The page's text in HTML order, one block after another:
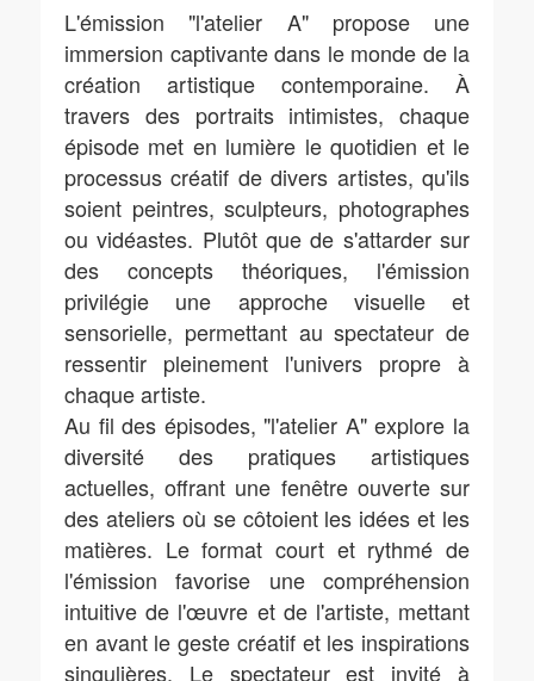
L'émission "l'atelier A" propose une
immersion captivante dans le monde de la
création artistique contemporaine. À
travers des portraits intimistes, chaque
épisode met en lumière le quotidien et le
processus créatif de divers artistes, qu'ils
soient peintres, sculpteurs, photographes
ou vidéastes. Plutôt que de s'attarder sur
des concepts théoriques, l'émission
privilégie une approche visuelle et
sensorielle, permettant au spectateur de
ressentir pleinement l'univers propre à
chaque artiste.
Au fil des épisodes, "l'atelier A" explore la
diversité des pratiques artistiques
actuelles, offrant une fenêtre ouverte sur
des ateliers où se côtoient les idées et les
matières. Le format court et rythmé de
l'émission favorise une compréhension
intuitive de l'œuvre et de l'artiste, mettant
en avant le geste créatif et les inspirations
singulières. Le spectateur est invité à